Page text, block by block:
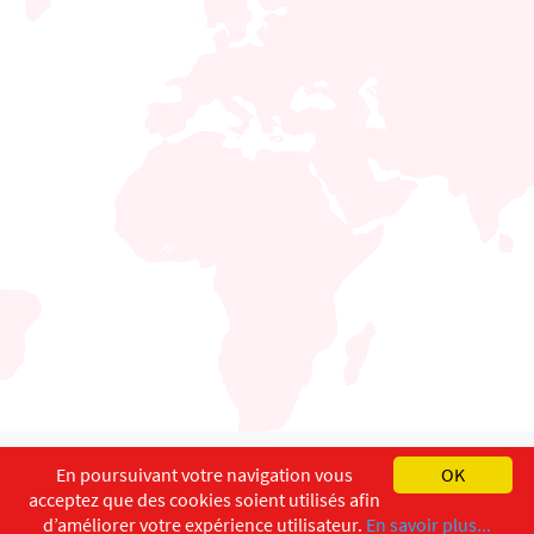
English Français
Copyright ©ISEC-AdW Impressum
OK
En poursuivant votre navigation vous
acceptez que des cookies soient utilisés afin
d’améliorer votre expérience utilisateur. En savoir plus...